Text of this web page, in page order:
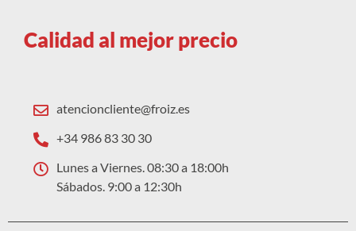
Calidad al mejor precio
atencioncliente@froiz.es
+34 986 83 30 30
Lunes a Viernes. 08:30 a 18:00h
Sábados. 9:00 a 12:30h